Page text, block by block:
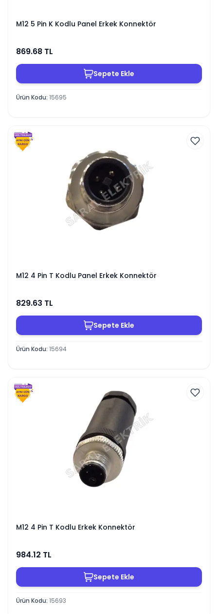
M12 5 Pin K Kodlu Panel Erkek Konnektör
869.68 TL
Sepete Ekle
Ürün Kodu: 15695
M12 4 Pin T Kodlu Panel Erkek Konnektör
829.63 TL
Sepete Ekle
Ürün Kodu: 15694
M12 4 Pin T Kodlu Erkek Konnektör
984.12 TL
Sepete Ekle
Ürün Kodu: 15693